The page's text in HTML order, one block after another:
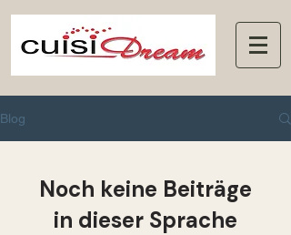
Blog
Noch keine Beiträge
in dieser Sprache